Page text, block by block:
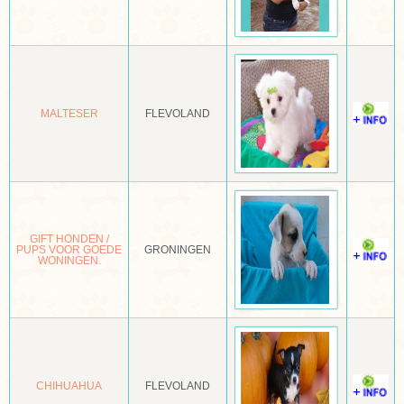
KORTBENIGE JACK RUSSELL TERRIËR
KORTHALS GRIFFON
KORTHARIGE SCHOTSE HERDER
KORTHARIGE TECKEL
LABRADOR RETRIEVER
MALTESER FLEVOLAND
GIFT HONDEN /
PUPS VOOR GOEDE
WONINGEN.
GRONINGEN
CHIHUAHUA FLEVOLAND